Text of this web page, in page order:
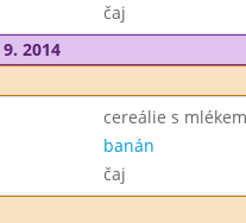
čaj
2014
cereálie s mlékem
banán
čaj